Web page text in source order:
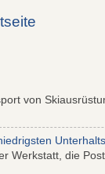
von
Werkstatt, die